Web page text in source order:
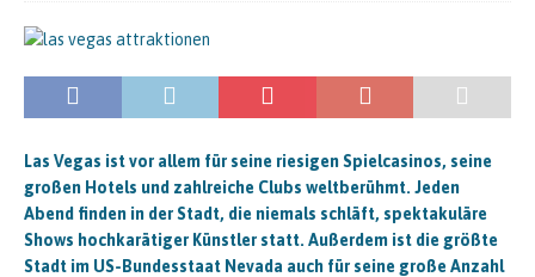
Las Vegas ist vor allem für seine riesigen Spielcasinos, seine
großen Hotels und zahlreiche Clubs weltberühmt. Jeden
Abend finden in der Stadt, die niemals schläft, spektakuläre
Shows hochkarätiger Künstler statt. Außerdem ist die größte
Stadt im US-Bundesstaat Nevada auch für seine große Anzahl